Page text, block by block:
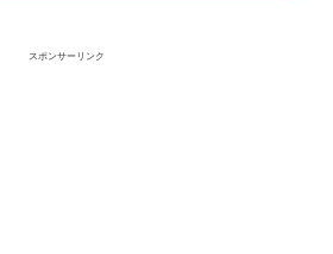
スポンサーリンク